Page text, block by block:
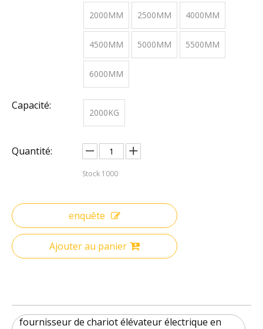
2000MM 2500MM 4000MM
4500MM 5000MM 5500MM
6000MM
Capacité:
2000KG
Quantité:
Stock 1000
enquête
Ajouter au panier
fournisseur de chariot élévateur électrique en